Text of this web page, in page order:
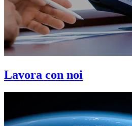
Lavora con noi